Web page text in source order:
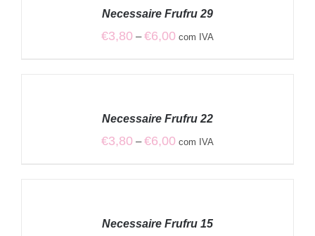
Necessaire Frufru 29
€3,80 – €6,00 Price
€6,00
com IVA
Necessaire Frufru 22
€3,80 – €6,00 Price
€6,00
com IVA
Necessaire Frufru 15